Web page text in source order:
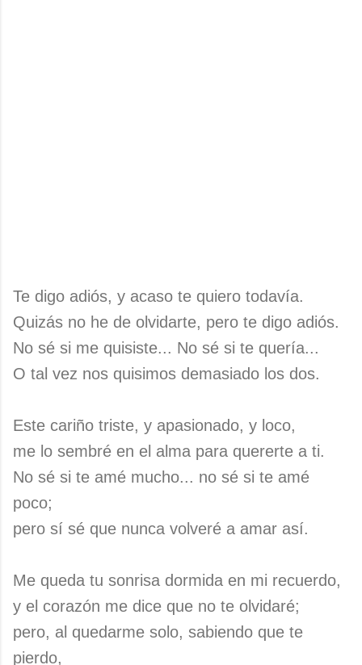
Te digo adiós, y acaso te quiero todavía.
Quizás no he de olvidarte, pero te digo adiós.
No sé si me quisiste... No sé si te quería...
O tal vez nos quisimos demasiado los dos.
Este cariño triste, y apasionado, y loco,
me lo sembré en el alma para quererte a ti.
No sé si te amé mucho... no sé si te amé
poco;
pero sí sé que nunca volveré a amar así.
Me queda tu sonrisa dormida en mi recuerdo,
y el corazón me dice que no te olvidaré;
pero, al quedarme solo, sabiendo que te
pierdo,